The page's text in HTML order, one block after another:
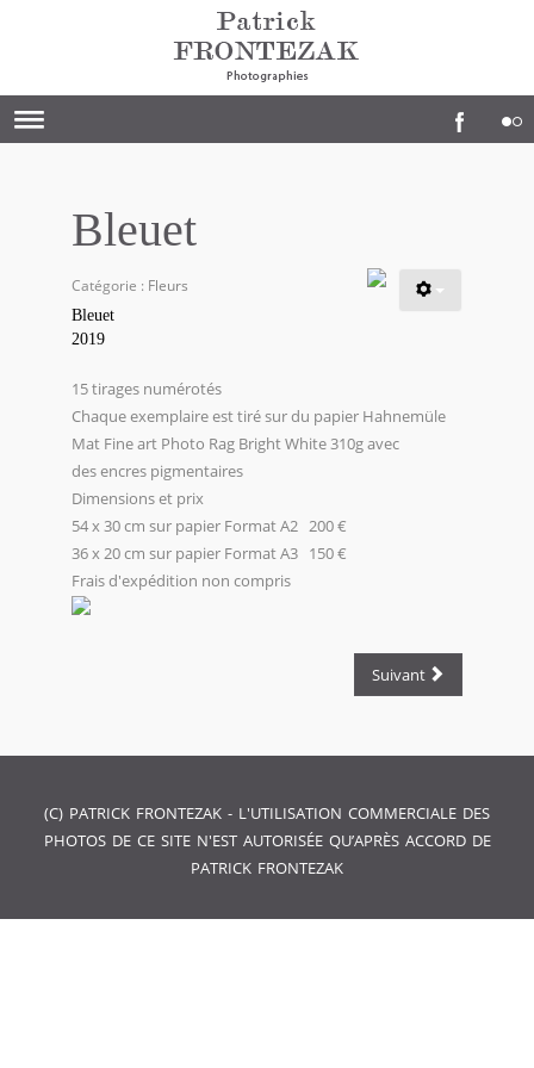
Bleuet
Catégorie : Fleurs
Bleuet
2019
15 tirages numérotés
Chaque exemplaire est tiré sur du papier Hahnemüle
Mat Fine art Photo Rag Bright White 310g avec
des encres pigmentaires
Dimensions et prix
54 x 30 cm sur papier Format A2 200 €
36 x 20 cm sur papier Format A3 150 €
Frais d'expédition non compris
Suivant
(C) PATRICK FRONTEZAK - L'UTILISATION COMMERCIALE DES
PHOTOS DE CE SITE N'EST AUTORISÉE QU’APRÈS ACCORD DE
PATRICK FRONTEZAK